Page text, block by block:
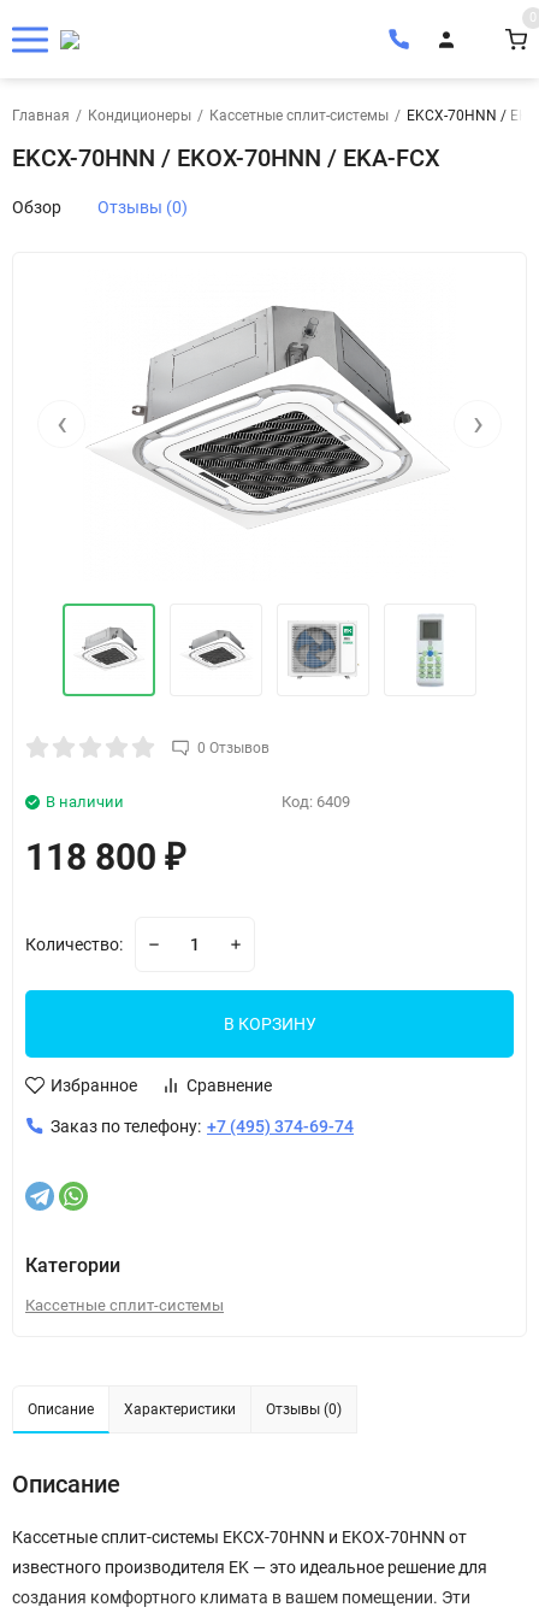
0
Главная / Кондиционеры / Кассетные сплит-системы / EKCX-70HNN /
EKCX-70HNN / EKOX-70HNN / EKA-FCX
Обзор Отзывы (0)
‹ ›
0 Отзывов
Код: 6409
В наличии
118 800 ₽
Количество:
В КОРЗИНУ
Избранное Сравнение
Заказ по телефону: +7 (495) 374-69-74
Категории
Кассетные сплит-системы
Описание Характеристики Отзывы (0)
Описание
Кассетные сплит-системы EKCX-70HNN и EKOX-70HNN от
известного производителя EK — это идеальное решение для
создания комфортного климата в вашем помещении. Эти